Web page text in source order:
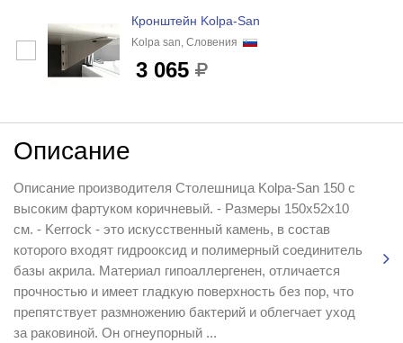
Кронштейн Kolpa-San
Kolpa san, Словения
3 065
Описание
Описание производителя Столешница Kolpa-San 150 с
высоким фартуком коричневый. - Размеры 150х52х10
см. - Kerrock - это искусственный камень, в состав
которого входят гидрооксид и полимерный соединитель
базы акрила. Материал гипоаллергенен, отличается
прочностью и имеет гладкую поверхность без пор, что
препятствует размножению бактерий и облегчает уход
за раковиной. Он огнеупорный ...